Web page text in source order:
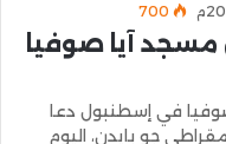
700
مسجد آيا صوفيا
في إسطنبول دعا
جو بايدن، اليوم